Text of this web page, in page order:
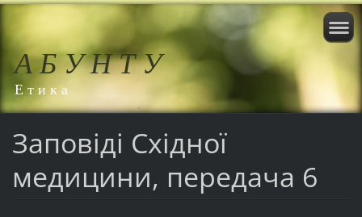
А Б У Н Т У
Е т и к а
Заповіді Східної
медицини, передача 6